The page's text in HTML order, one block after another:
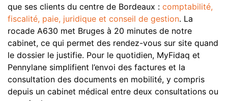
que ses clients du centre de Bordeaux : comptabilité,
fiscalité, paie, juridique et conseil de gestion. La
rocade A630 met Bruges à 20 minutes de notre
cabinet, ce qui permet des rendez-vous sur site quand
le dossier le justifie. Pour le quotidien, MyFidaq et
Pennylane simplifient l’envoi des factures et la
consultation des documents en mobilité, y compris
depuis un cabinet médical entre deux consultations ou